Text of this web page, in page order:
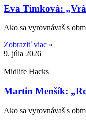
Eva Timková:
Ako sa vyrovnávaš s
Zobraziť viac »
9. júla 2026
Midlife Hacks
Martin Menšík:
Ako sa vyrovnávaš s